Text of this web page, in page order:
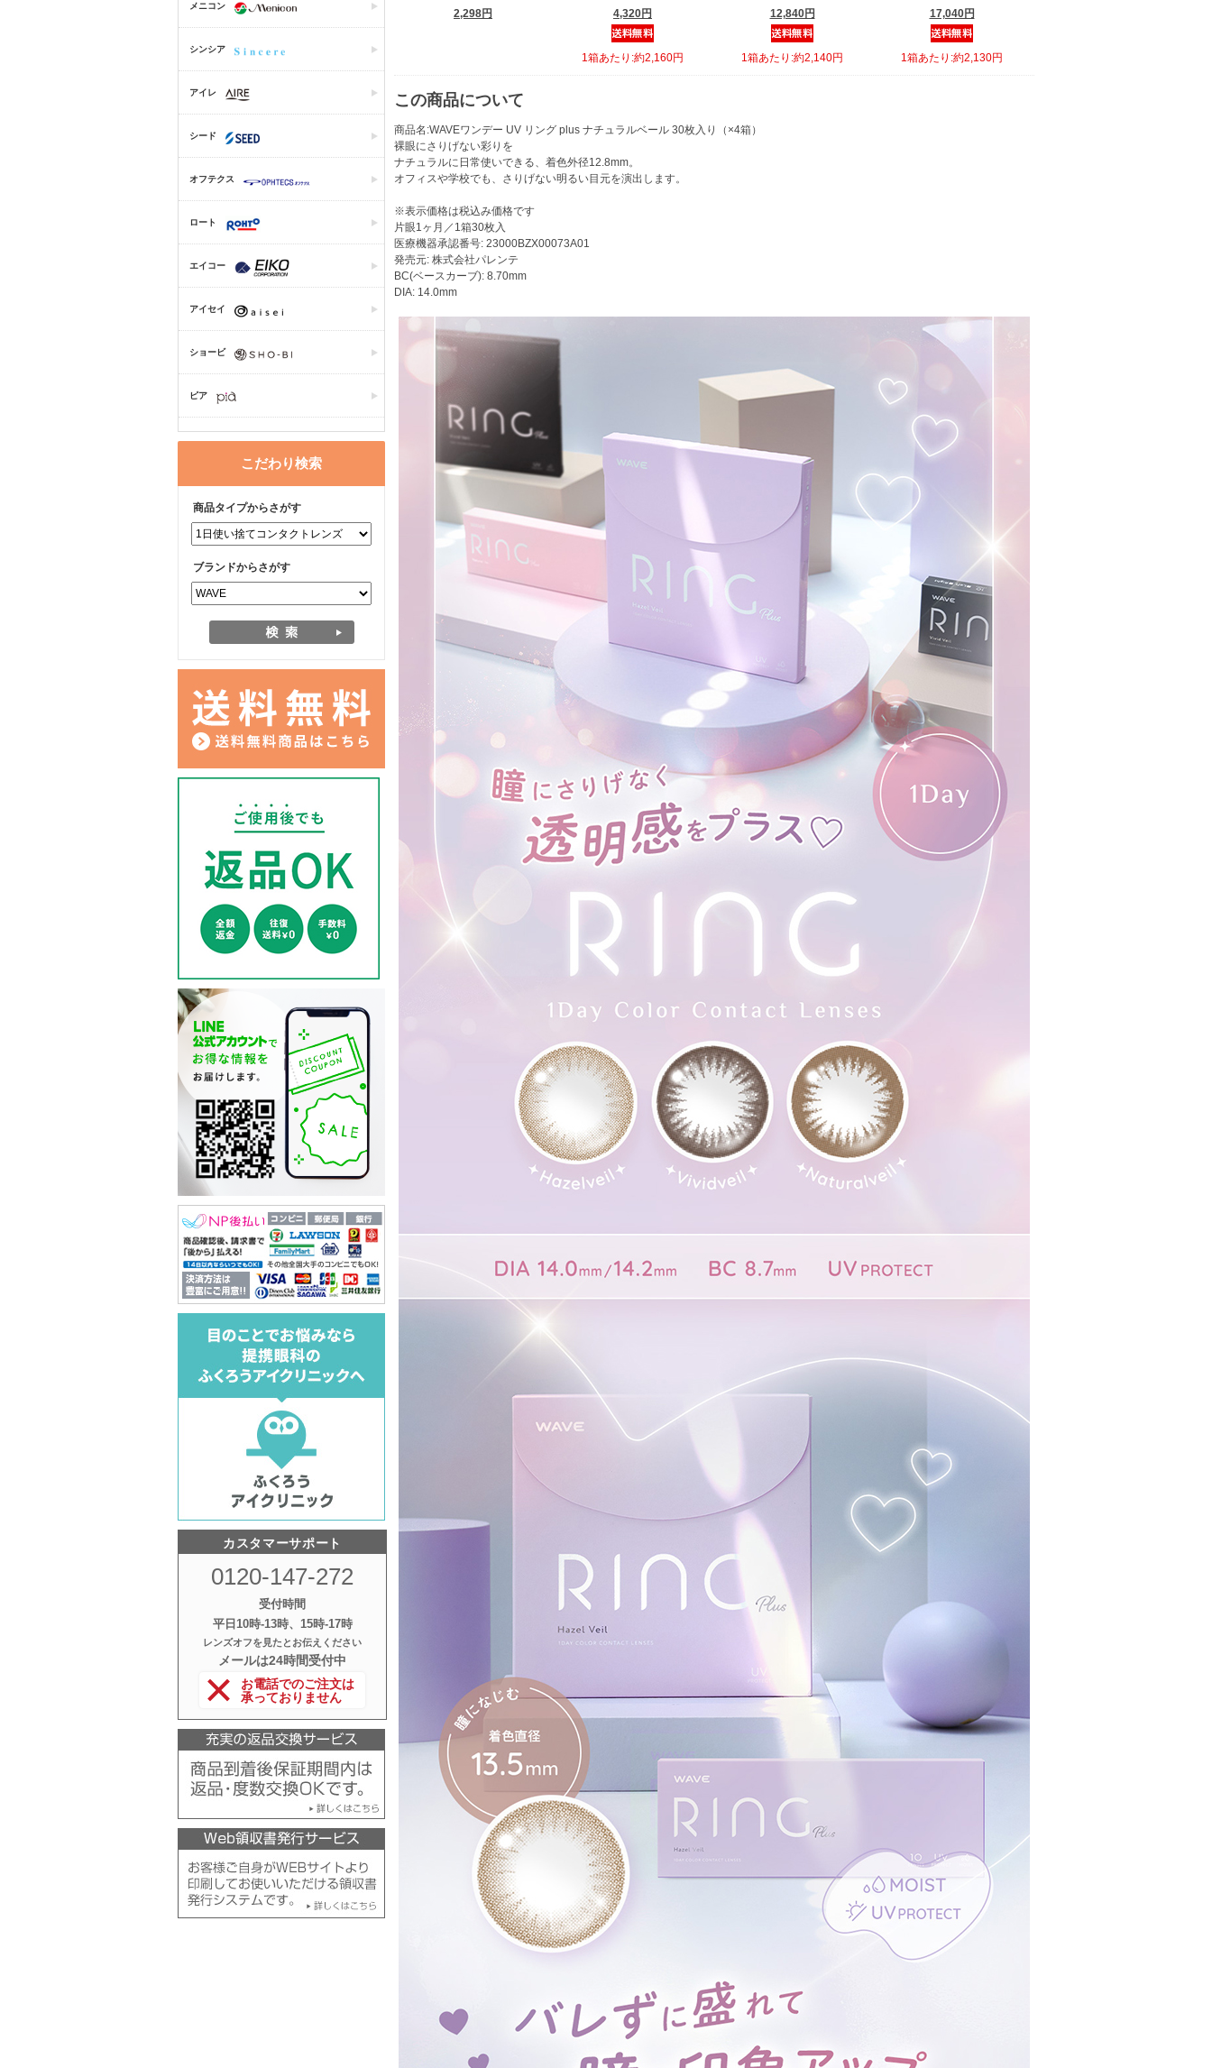
メニコン
シンシア
アイレ
シード
オフテクス
ロート
エイコー
アイセイ
ショービ
ピア
こだわり検索
商品タイプからさがす
ブランドからさがす
カスタマーサポート
0120-147-272
受付時間
平日10時‐13時、15時‐17時
レンズオフを見たとお伝えください
メールは24時間受付中
お電話でのご注文は
承っておりません
2,298円
4,320円
1箱あたり:約2,160円
12,840円
1箱あたり:約2,140円
17,040円
1箱あたり:約2,130円
この商品について
商品名:WAVEワンデー UV リング plus ナチュラルベール 30枚入り（×4箱）
裸眼にさりげない彩りを
ナチュラルに日常使いできる、着色外径12.8mm。
オフィスや学校でも、さりげない明るい目元を演出します。
※表示価格は税込み価格です
片眼1ヶ月／1箱30枚入
医療機器承認番号: 23000BZX00073A01
発売元: 株式会社パレンテ
BC(ベースカーブ): 8.70mm
DIA: 14.0mm